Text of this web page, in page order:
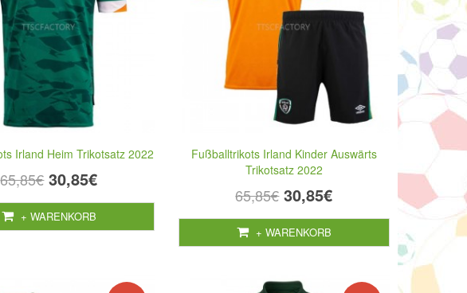
Irland Heim Trikotsatz 2022
65,85€ 30,85€
+ WARENKORB
Fußballtrikots Irland Kinder Auswärts
Trikotsatz 2022
65,85€ 30,85€
+ WARENKORB